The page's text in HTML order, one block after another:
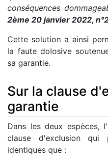
conséquences
2ème 20 janvier 2022,
Cette solution a ainsi
la faute dolosive
sa garantie.
Sur la clause
garantie
Dans les deux espèces,
clause d'exclusion qui
identiques que :